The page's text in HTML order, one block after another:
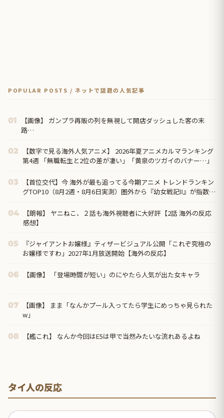
POPULAR POSTS / ネットで話題の人気記事
01
【画像】 ガンプラ再販の列を無視して開店ダッシュした客の末
路…
02
【数字で見る海外人気アニメ】 2026年夏アニメカルマランキング
第4週 「無職転生と2位の差が凄い」「黄泉のツガイのバナー…」
03
【首位交代】今 海外が最も追ってる今期アニメ トレンドランキン
グTOP10（8月2週・8月6日実測）圏外から『幼女戦記Ⅱ』が指数
04
【朗報】 ヤニねこ、２話も海外視聴者に大好評【2話 海外の反応
感想】
05
『ジャイアントお嬢様』ティザービジュアル公開「これぞ究極の
お嬢様ですわ」2027年1月放送開始【海外の反応】
06 【画像】 「登場時間が短い」のにやたら人気が出た女キャラ
07
【画像】 まま「なんかプール入ってたら学生にめっちゃ見られた
w」
08 【艦これ】 なんか今回はE5は甲で当然みたいな流れあるよね
タイ人の反応